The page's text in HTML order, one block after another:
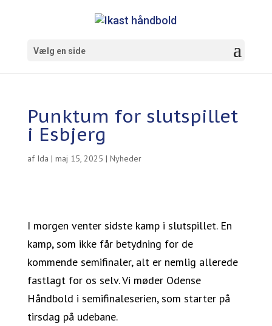
Vælg en side
Punktum for slutspillet
i Esbjerg
af Ida | maj 15, 2025 | Nyheder
I morgen venter sidste kamp i slutspillet. En
kamp, som ikke får betydning for de
kommende semifinaler, alt er nemlig allerede
fastlagt for os selv. Vi møder Odense
Håndbold i semifinaleserien, som starter på
tirsdag på udebane.